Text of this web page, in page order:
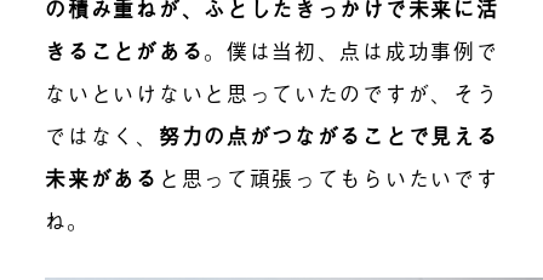
の積み重ねが、ふとしたきっかけで未来に活
きることがある。僕は当初、点は成功事例で
ないといけないと思っていたのですが、そう
ではなく、 努力の点がつながることで見える
未来がある と思って頑張ってもらいたいです
ね。